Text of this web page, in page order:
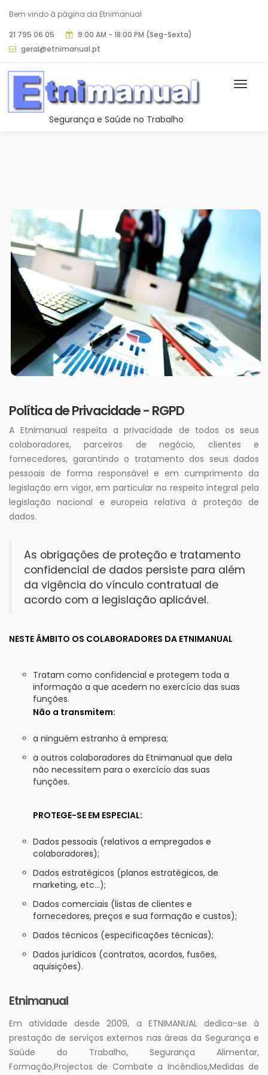
Bem vindo à página da Etnimanual
21 795 06 05
9:00 AM - 18:00 PM (Seg-Sexta)
geral@etnimanual.pt
Segurança e Saúde no Trabalho
Política de Privacidade - RGPD
A Etnimanual respeita a privacidade de todos os seus
colaboradores, parceiros de negócio, clientes e
fornecedores, garantindo o tratamento dos seus dados
pessoais de forma responsável e em cumprimento da
legislação em vigor, em particular no respeito integral pela
legislação nacional e europeia relativa à proteção de
dados.
As obrigações de proteção e tratamento
confidencial de dados persiste para além
da vigência do vínculo contratual de
acordo com a legislação aplicável.
NESTE ÂMBITO OS COLABORADORES DA ETNIMANUAL
Tratam como confidencial e protegem toda a
informação a que acedem no exercício das suas
funções.
Não a transmitem:
a ninguém estranho à empresa;
a outros colaboradores da Etnimanual que dela
não necessitem para o exercício das suas
funções.
PROTEGE-SE EM ESPECIAL:
Dados pessoais (relativos a empregados e
colaboradores);
Dados estratégicos (planos estratégicos, de
marketing, etc…);
Dados comerciais (listas de clientes e
fornecedores, preços e sua formação e custos);
Dados técnicos (especificações técnicas);
Dados jurídicos (contratos, acordos, fusões,
aquisições).
Etnimanual
Em atividade desde 2009, a ETNIMANUAL dedica-se à
prestação de serviços externos nas áreas da Segurança e
Saúde do Trabalho, Segurança Alimentar,
Formação,Projectos de Combate a Incêndios,Medidas de